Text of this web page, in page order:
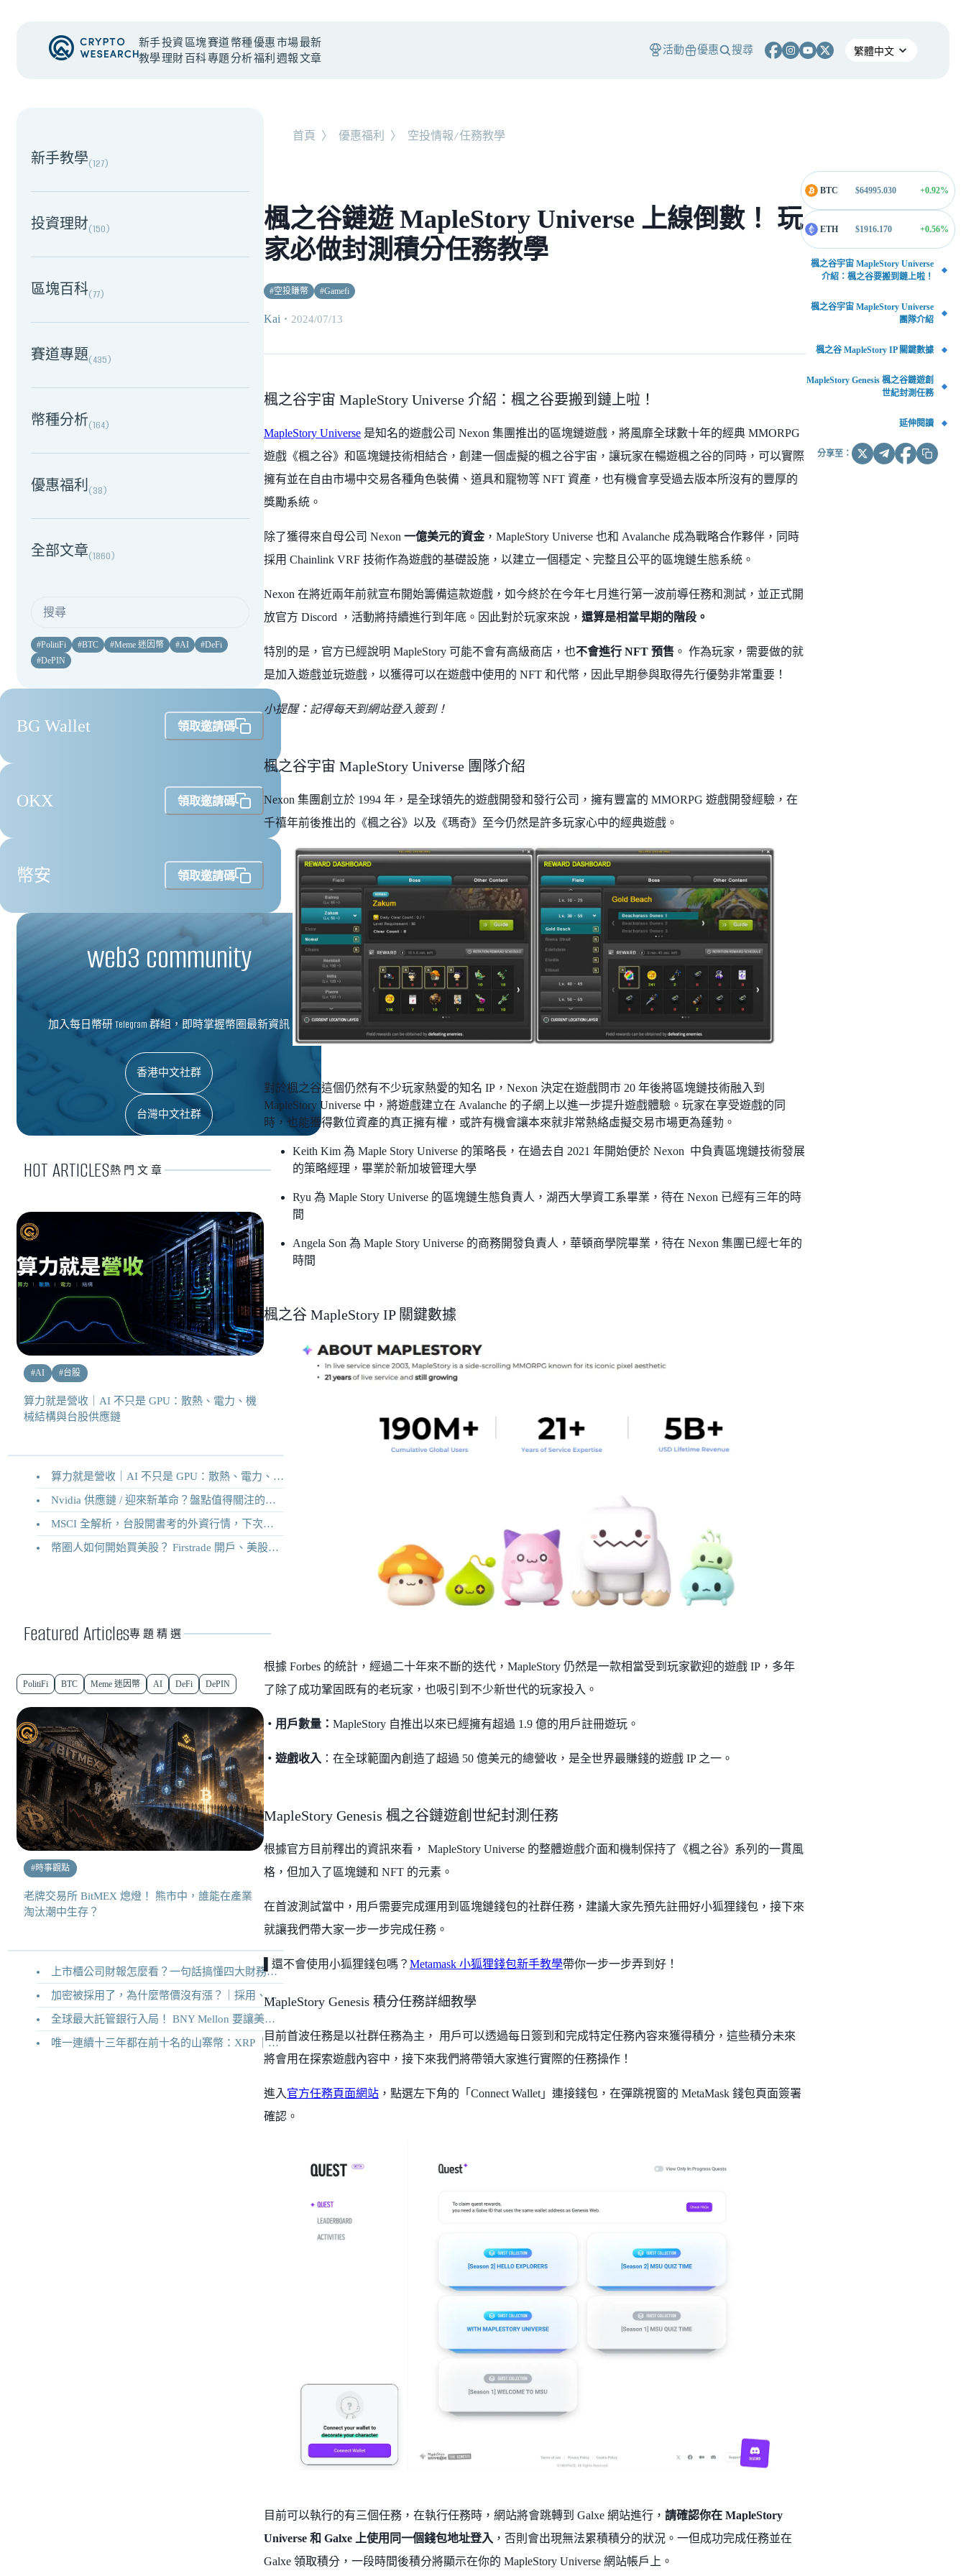
新手
教學
投資
理財
區塊
百科
賽道
專題
幣種
分析
優惠
福利
市場
週報
最新
文章
活動 優惠 搜尋
NEW EVENT
新手教學(127)
投資理財(150)
區塊百科(77)
賽道專題(435)
幣種分析(164)
優惠福利(38)
全部文章(1860)
#PolitiFi #BTC #Meme 迷因幣 #AI #DeFi
#DePIN
BG Wallet 領取邀請碼
OKX 領取邀請碼
幣安 領取邀請碼
web3 community
加入每日幣研 Telegram 群組，即時掌握幣圈最新資訊
香港中文社群
台灣中文社群
HOT ARTICLES熱門文章
#AI #台股
算力就是營收｜AI 不只是 GPU：散熱、電力、機
械結構與台股供應鏈
算力就是營收｜AI 不只是 GPU：散熱、電力、機械結構與台股供應鏈
Nvidia 供應鏈 / 迎來新革命？盤點值得關注的二十家供應鏈企業
MSCI 全解析，台股開書考的外資行情，下次調整你準備好了嗎？
幣圈人如何開始買美股？ Firstrade 開戶、美股交易機制完整教學
Featured Articles專題精選
PolitiFi BTC Meme 迷因幣 AI DeFi DePIN
#時事觀點
老牌交易所 BitMEX 熄燈！ 熊市中，誰能在產業
淘汰潮中生存？
上市櫃公司財報怎麼看？一句話搞懂四大財務報表
加密被採用了，為什麼幣價沒有漲？｜採用、收入與代幣價值捕獲
全球最大託管銀行入局！ BNY Mellon 要讓美債交易 24/7 不打烊
唯一連續十三年都在前十名的山寨幣：XRP ｜Ripple 2026 介紹
首頁 〉 優惠福利 〉 空投情報/任務教學
楓之谷鏈遊 MapleStory Universe 上線倒數！ 玩
家必做封測積分任務教學
#空投賺幣 #Gamefi
Kai ・ 2024/07/13
楓之谷宇宙 MapleStory Universe 介紹：楓之谷要搬到鏈上啦！
MapleStory Universe 是知名的遊戲公司 Nexon 集團推出的區塊鏈遊戲，將風靡全球數十年的經典 MMORPG
遊戲《楓之谷》和區塊鏈技術相結合，創建一個虛擬的楓之谷宇宙，讓玩家在暢遊楓之谷的同時，可以實際
擁有並在自由市場中交易各種角色裝備、道具和寵物等 NFT 資產，也有機會享受過去版本所沒有的豐厚的
獎勵系統。
除了獲得來自母公司 Nexon 一億美元的資金，MapleStory Universe 也和 Avalanche 成為戰略合作夥伴，同時
採用 Chainlink VRF 技術作為遊戲的基礎設施，以建立一個穩定、完整且公平的區塊鏈生態系統。
Nexon 在將近兩年前就宣布開始籌備這款遊戲，如今終於在今年七月進行第一波前導任務和測試，並正式開
放官方 Discord ，活動將持續進行到年底。因此對於玩家來說， 還算是相當早期的階段。
特別的是，官方已經說明 MapleStory 可能不會有高級商店，也不會進行 NFT 預售 。 作為玩家，需要做的就
是加入遊戲並玩遊戲，以獲得可以在遊戲中使用的 NFT 和代幣，因此早期參與取得先行優勢非常重要！
小提醒：記得每天到網站登入簽到！
楓之谷宇宙 MapleStory Universe 團隊介紹
Nexon 集團創立於 1994 年，是全球領先的遊戲開發和發行公司，擁有豐富的 MMORPG 遊戲開發經驗，在
千禧年前後推出的《楓之谷》以及《瑪奇》至今仍然是許多玩家心中的經典遊戲。
對於楓之谷這個仍然有不少玩家熱愛的知名 IP，Nexon 決定在遊戲問市 20 年後將區塊鏈技術融入到
MapleStory Universe 中，將遊戲建立在 Avalanche 的子網上以進一步提升遊戲體驗。玩家在享受遊戲的同
時，也能獲得數位資產的真正擁有權，或許有機會讓本來就非常熱絡虛擬交易市場更為蓬勃。
Keith Kim 為 Maple Story Universe 的策略長，在過去自 2021 年開始便於 Nexon 中負責區塊鏈技術發展
的策略經理，畢業於新加坡管理大學
Ryu 為 Maple Story Universe 的區塊鏈生態負責人，湖西大學資工系畢業，待在 Nexon 已經有三年的時
間
Angela Son 為 Maple Story Universe 的商務開發負責人，華頓商學院畢業，待在 Nexon 集團已經七年的
時間
楓之谷 MapleStory IP 關鍵數據
根據 Forbes 的統計，經過二十年來不斷的迭代，MapleStory 仍然是一款相當受到玩家歡迎的遊戲 IP，多年
了除了成功鞏固既有的老玩家，也吸引到不少新世代的玩家投入。
・用戶數量： MapleStory 自推出以來已經擁有超過 1.9 億的用戶註冊遊玩。
・遊戲收入 ：在全球範圍內創造了超過 50 億美元的總營收，是全世界最賺錢的遊戲 IP 之一。
MapleStory Genesis 楓之谷鏈遊創世紀封測任務
根據官方目前釋出的資訊來看， MapleStory Universe 的整體遊戲介面和機制保持了《楓之谷》系列的一貫風
格，但加入了區塊鏈和 NFT 的元素。
在首波測試當中，用戶需要完成運用到區塊鏈錢包的社群任務，建議大家先預先註冊好小狐狸錢包，接下來
就讓我們帶大家一步一步完成任務。
▌還不會使用小狐狸錢包嗎？ Metamask 小狐狸錢包新手教學帶你一步一步弄到好！
MapleStory Genesis 積分任務詳細教學
目前首波任務是以社群任務為主， 用戶可以透過每日簽到和完成特定任務內容來獲得積分，這些積分未來
將會用在探索遊戲內容中，接下來我們將帶領大家進行實際的任務操作！
進入 官方任務頁面網站 ，點選左下角的「Connect Wallet」連接錢包，在彈跳視窗的 MetaMask 錢包頁面簽署
確認。
目前可以執行的有三個任務，在執行任務時，網站將會跳轉到 Galxe 網站進行， 請確認你在 MapleStory
Universe 和 Galxe 上使用同一個錢包地址登入 ，否則會出現無法累積積分的狀況。一但成功完成任務並在
Galxe 領取積分，一段時間後積分將顯示在你的 MapleStory Universe 網站帳戶上。
BTC $64995.030 +0.92%
ETH $1916.170 +0.56%
楓之谷宇宙 MapleStory Universe
介紹：楓之谷要搬到鏈上啦！
楓之谷宇宙 MapleStory Universe
團隊介紹
楓之谷 MapleStory IP 關鍵數據
MapleStory Genesis 楓之谷鏈遊創
世紀封測任務
延伸閱讀
分享至：